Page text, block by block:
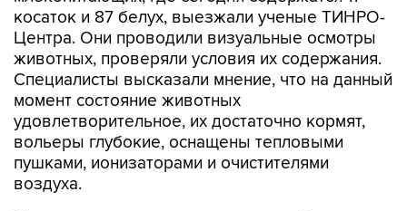
косаток и 87 белух, выезжали ученые ТИНРО-
Центра. Они проводили визуальные осмотры
животных, проверяли условия их содержания.
Специалисты высказали мнение, что на данный
момент состояние животных
удовлетворительное, их достаточно кормят,
вольеры глубокие, оснащены тепловыми
пушками, ионизаторами и очистителями
воздуха.